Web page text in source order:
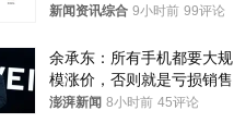
传 院方回应
新闻资讯综合 9小时前 99评论
余承东：所有手机都要大规
模涨价，否则就是亏损销售
澎湃新闻 8小时前 45评论